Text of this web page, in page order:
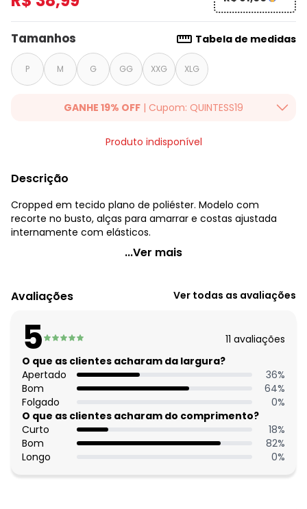
Tamanhos Tabela de medidas
P M G GG XXG XLG
GANHE 19% OFF | Cupom: QUINTESS19
QUINTESS19. Válido para toda loja Quintess, até 07/08/2026.
Produto indisponível
Descrição
Cropped em tecido plano de poliéster. Modelo com
recorte no busto, alças para amarrar e costas ajustada
internamente com elásticos.
Quintess - Cropped Pink com Alças para Amarrar
Modelagem: Justo
Complemento: Alças para amarrar; elástico; recorte
Tecido: Crepe (tecido plano)
Composição: Conforme imagem etiqueta
Histórico de preços
O preço apresentado abaixo é o menor oferecido em
algum dia do mês, para o menor tamanho disponível.
agosto/2026
julho/2026 N/D*
junho/2026 N/D*
maio/2026 N/D*
abril/2026 N/D*
...Ver mais
Avaliações Ver todas as avaliações
5 11 avaliações
O que as clientes acharam da largura?
Apertado
36%
Bom
64%
Folgado
0%
O que as clientes acharam do comprimento?
Curto
18%
Bom
82%
Longo
0%